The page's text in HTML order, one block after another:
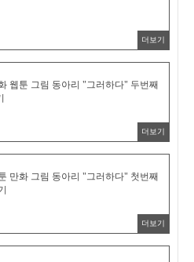
더보기
웹툰 그림 동아리 "그러하다" 두번째
더보기
만화 그림 동아리 "그러하다" 첫번째
더보기